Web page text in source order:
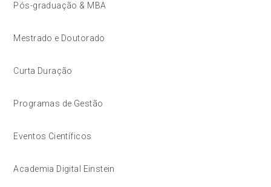
Pós-graduação & MBA
Mestrado e Doutorado
Curta Duração
Programas de Gestão
Eventos Científicos
Academia Digital Einstein